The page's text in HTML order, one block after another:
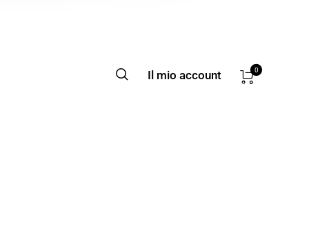
Il mio account 0